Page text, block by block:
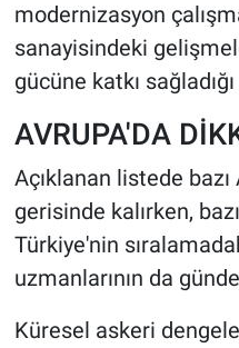
modernizasyon
sanayisindeki
gücüne katkı
AVRUPA'DA
Açıklanan listede
gerisinde kalırken,
Türkiye'nin
uzmanlarının da
Küresel askeri